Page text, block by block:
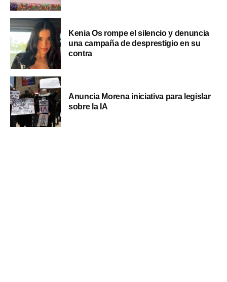
Kenia Os rompe el silencio y denuncia
una campaña de desprestigio en su
contra
Anuncia Morena iniciativa para legislar
sobre la IA